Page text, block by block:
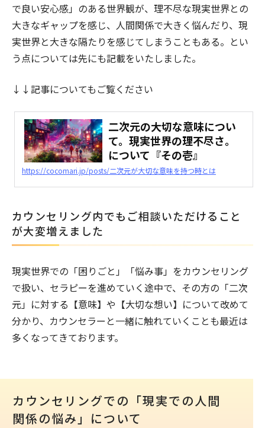
で良い安心感」のある世界観が、理不尽な現実世界との
大きなギャップを感じ、人間関係で大きく悩んだり、現
実世界と大きな隔たりを感じてしまうこともある。とい
う点については先にも記載をいたしました。
↓↓記事についてもご覧ください
二次元の大切な意味につい
て。現実世界の理不尽さ。
について『その壱』
https://cocomari.jp/posts/二次元が大切な意味を持つ時とは
カウンセリング内でもご相談いただけること
が大変増えました
現実世界での「困りごと」「悩み事」をカウンセリング
で扱い、セラピーを進めていく途中で、その方の「二次
元」に対する【意味】や【大切な想い】について改めて
分かり、カウンセラーと一緒に触れていくことも最近は
多くなってきております。
カウンセリングでの「現実での人間
関係の悩み」について